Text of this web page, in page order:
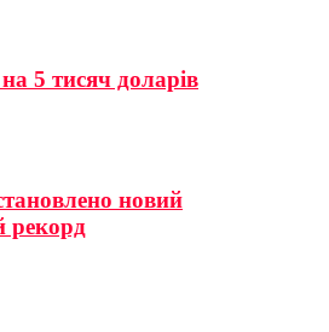
5 тисяч доларів
новий
рекорд